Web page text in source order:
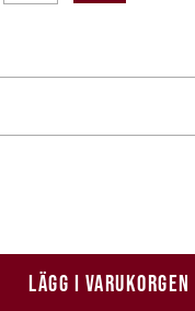
LÄGG I VARUKORGEN